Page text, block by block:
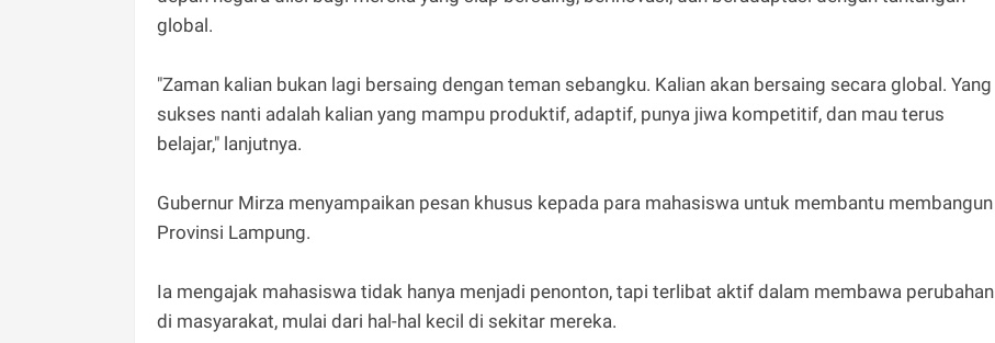
global.
"Zaman kalian bukan lagi bersaing dengan teman sebangku. Kalian akan bersaing secara global. Yang
sukses nanti adalah kalian yang mampu produktif, adaptif, punya jiwa kompetitif, dan mau terus
belajar," lanjutnya.
Gubernur Mirza menyampaikan pesan khusus kepada para mahasiswa untuk membantu membangun
Provinsi Lampung.
Ia mengajak mahasiswa tidak hanya menjadi penonton, tapi terlibat aktif dalam membawa perubahan
di masyarakat, mulai dari hal-hal kecil di sekitar mereka.